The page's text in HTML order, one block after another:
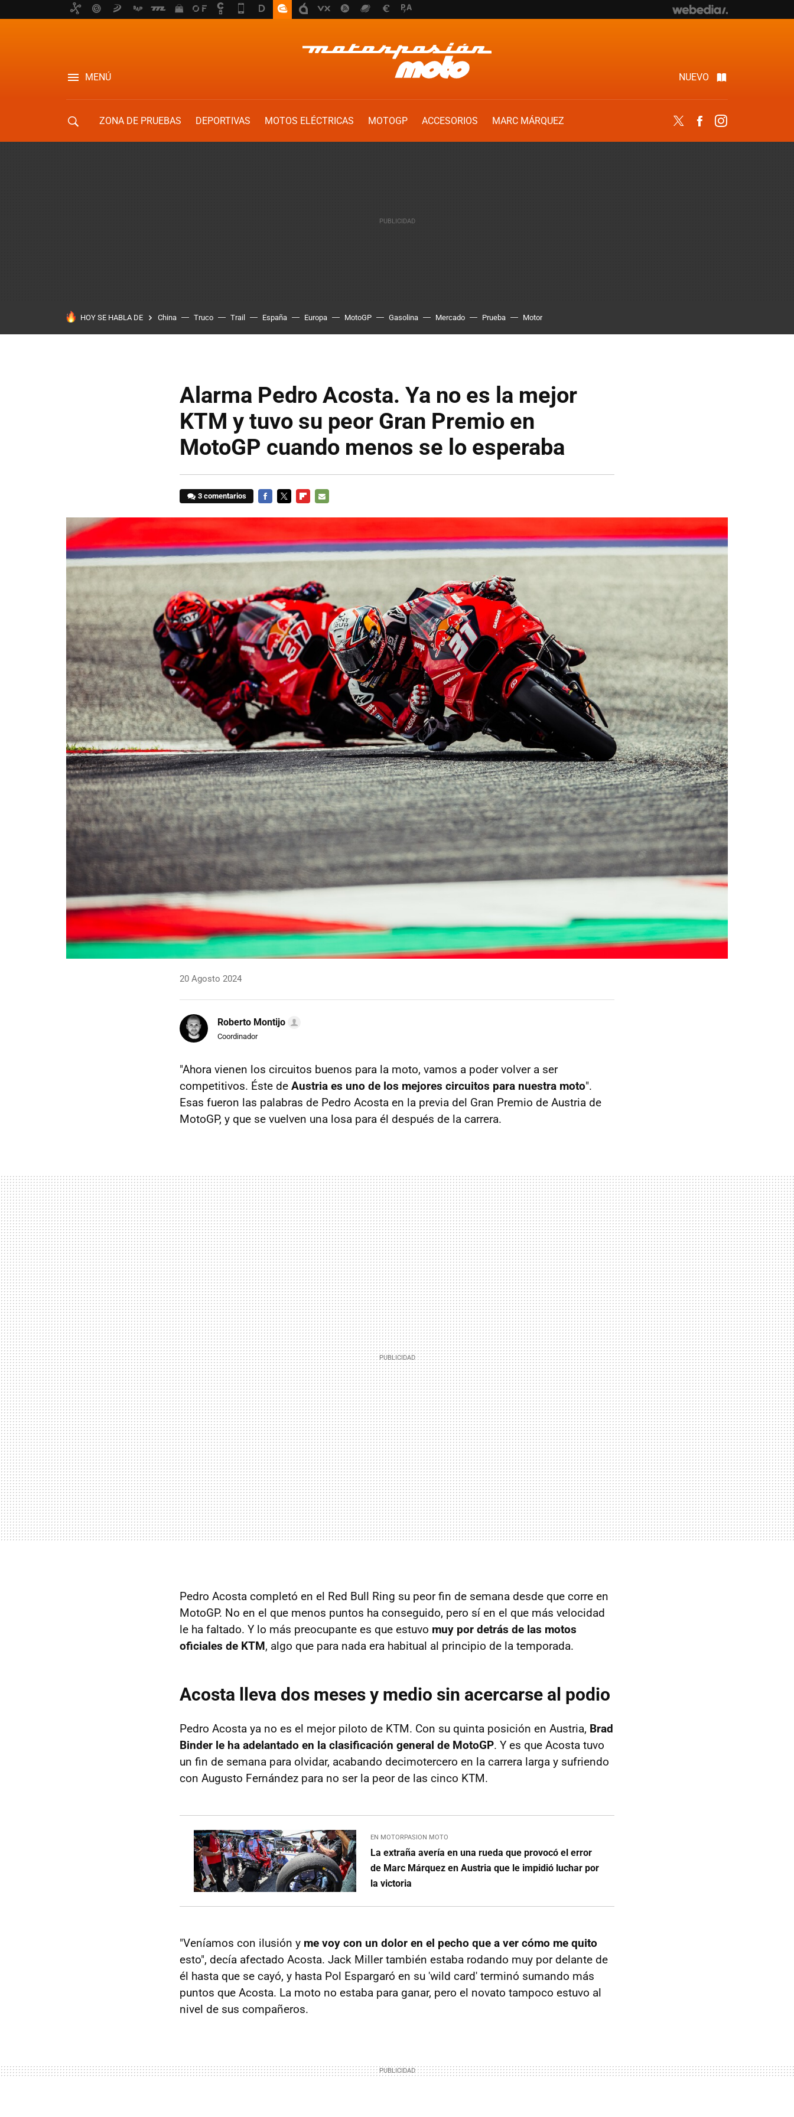
MENÚ NUEVO
ZONA DE PRUEBAS DEPORTIVAS MOTOS ELÉCTRICAS MOTOGP ACCESORIOS
MARC MÁRQUEZ
Twitter Facebook
HOY SE HABLA DE China Truco Trail España Europa MotoGP Gasolina Mercado Prueba Motor
Alarma Pedro Acosta. Ya no es la mejor
KTM y tuvo su peor Gran Premio en
MotoGP cuando menos se lo esperaba
3 comentarios
20 Agosto 2024
Roberto Montijo
Coordinador
"Ahora vienen los circuitos buenos para la moto, vamos a poder volver a ser
competitivos. Éste de Austria es uno de los mejores circuitos para nuestra moto".
Esas fueron las palabras de Pedro Acosta en la previa del Gran Premio de Austria de
MotoGP, y que se vuelven una losa para él después de la carrera.
Pedro Acosta completó en el Red Bull Ring su peor fin de semana desde que corre en
MotoGP. No en el que menos puntos ha conseguido, pero sí en el que más velocidad
le ha faltado. Y lo más preocupante es que estuvo muy por detrás de las motos
oficiales de KTM, algo que para nada era habitual al principio de la temporada.
Acosta lleva dos meses y medio sin acercarse al podio
Pedro Acosta ya no es el mejor piloto de KTM. Con su quinta posición en Austria, Brad
Binder le ha adelantado en la clasificación general de MotoGP. Y es que Acosta tuvo
un fin de semana para olvidar, acabando decimotercero en la carrera larga y sufriendo
con Augusto Fernández para no ser la peor de las cinco KTM.
EN MOTORPASION MOTO
La extraña avería en una rueda que provocó el error
de Marc Márquez en Austria que le impidió luchar por
la victoria
"Veníamos con ilusión y me voy con un dolor en el pecho que a ver cómo me quito
esto", decía afectado Acosta. Jack Miller también estaba rodando muy por delante de
él hasta que se cayó, y hasta Pol Espargaró en su 'wild card' terminó sumando más
puntos que Acosta. La moto no estaba para ganar, pero el novato tampoco estuvo al
nivel de sus compañeros.